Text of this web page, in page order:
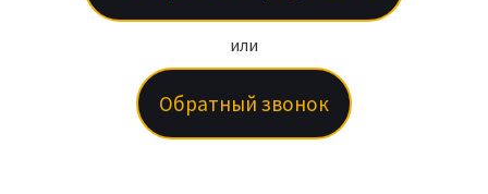
или
Обратный звонок